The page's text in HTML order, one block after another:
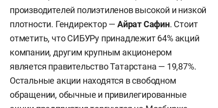
производителей полиэтиленов высокой и низкой
плотности. Гендиректор —Айрат Сафин. Стоит
отметить, что СИБУРу принадлежит 64% акций
компании, другим крупным акционером
является правительство Татарстана — 19,87%.
Остальные акции находятся в свободном
обращении, обычные и привилегированные